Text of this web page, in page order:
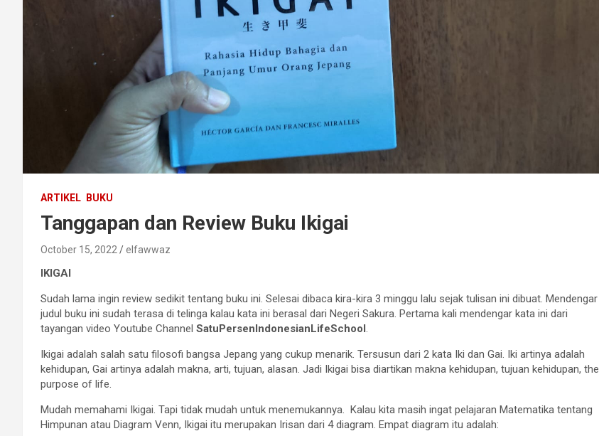
ARTIKEL BUKU
Tanggapan dan Review Buku Ikigai
October 15, 2022 elfawwaz
IKIGAI
Sudah lama ingin review sedikit tentang buku ini. Selesai dibaca kira-kira 3 minggu lalu sejak tulisan ini dibuat. Mendengar
judul buku ini sudah terasa di telinga kalau kata ini berasal dari Negeri Sakura. Pertama kali mendengar kata ini dari
tayangan video Youtube Channel SatuPersenIndonesianLifeSchool.
Ikigai adalah salah satu filosofi bangsa Jepang yang cukup menarik. Tersusun dari 2 kata Iki dan Gai. Iki artinya adalah
kehidupan, Gai artinya adalah makna, arti, tujuan, alasan. Jadi Ikigai bisa diartikan makna kehidupan, tujuan kehidupan, the
purpose of life.
Mudah memahami Ikigai. Tapi tidak mudah untuk menemukannya. Kalau kita masih ingat pelajaran Matematika tentang
Himpunan atau Diagram Venn, Ikigai itu merupakan Irisan dari 4 diagram. Empat diagram itu adalah: